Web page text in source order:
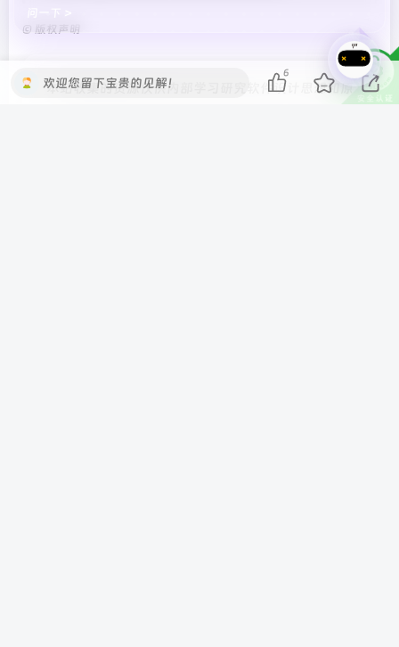
© 版权声明
本站收集的资源仅供内部学习研究软件设计思想和原
欢迎您留下宝贵的见解！
6